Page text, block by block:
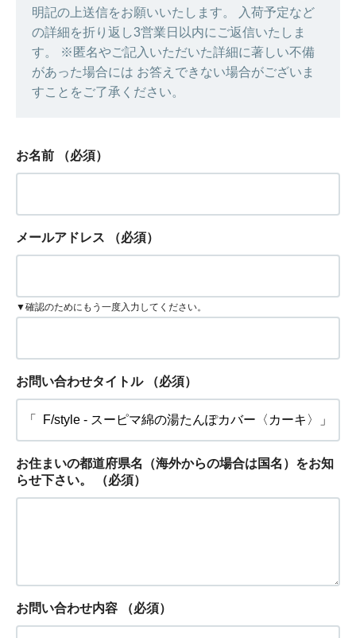
明記の上送信をお願いいたします。 入荷予定など
の詳細を折り返し3営業日以内にご返信いたしま
す。 ※匿名やご記入いただいた詳細に著しい不備
があった場合には お答えできない場合がございま
すことをご了承ください。
お名前 （必須）
メールアドレス （必須）
▼確認のためにもう一度入力してください。
お問い合わせタイトル （必須）
お住まいの都道府県名（海外からの場合は国名）をお知
らせ下さい。
（必須）
お問い合わせ内容 （必須）